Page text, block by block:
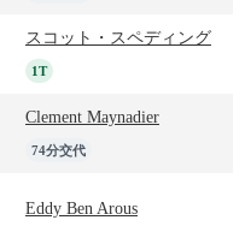
スコット・スペディング
1T
Clement Maynadier
74分交代
Eddy Ben Arous